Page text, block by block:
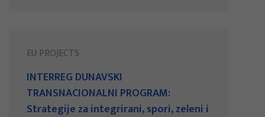
EU PROJECTS
INTERREG DUNAVSKI
TRANSNACIONALNI PROGRAM:
Strategije za integrirani, spori, zeleni i